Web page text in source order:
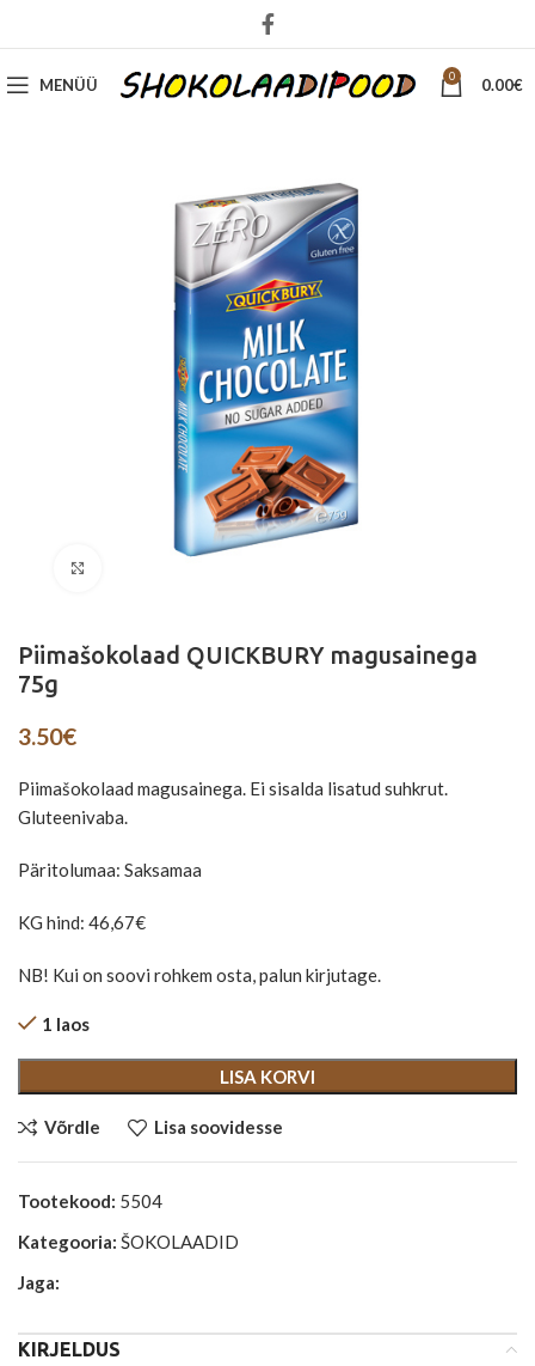
MENÜÜ 0 0.00€
Piimašokolaad QUICKBURY magusainega
75g
3.50€
Piimašokolaad magusainega. Ei sisalda lisatud suhkrut.
Gluteenivaba.
Päritolumaa: Saksamaa
KG hind: 46,67€
NB! Kui on soovi rohkem osta, palun kirjutage.
1 laos
LISA KORVI
Võrdle Lisa soovidesse
Tootekood: 5504
Kategooria: ŠOKOLAADID
Jaga:
KIRJELDUS